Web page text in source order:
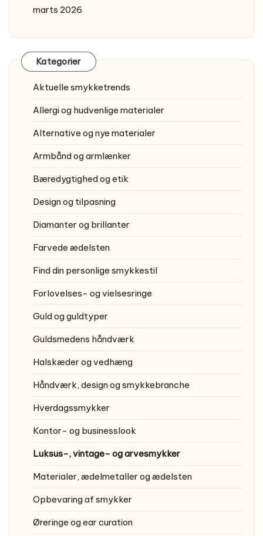
marts 2026
Kategorier
Aktuelle smykketrends
Allergi og hudvenlige materialer
Alternative og nye materialer
Armbånd og armlænker
Bæredygtighed og etik
Design og tilpasning
Diamanter og brillanter
Farvede ædelsten
Find din personlige smykkestil
Forlovelses- og vielsesringe
Guld og guldtyper
Guldsmedens håndværk
Halskæder og vedhæng
Håndværk, design og smykkebranche
Hverdagssmykker
Kontor- og businesslook
Luksus-, vintage- og arvesmykker
Materialer, ædelmetaller og ædelsten
Opbevaring af smykker
Øreringe og ear curation